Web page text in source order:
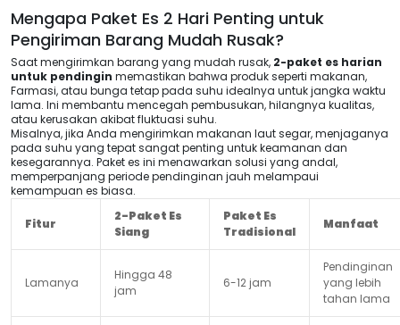
Mengapa Paket Es 2 Hari Penting untuk
Pengiriman Barang Mudah Rusak?
Saat mengirimkan barang yang mudah rusak, 2-paket es harian
untuk pendingin memastikan bahwa produk seperti makanan,
Farmasi, atau bunga tetap pada suhu idealnya untuk jangka waktu
lama. Ini membantu mencegah pembusukan, hilangnya kualitas,
atau kerusakan akibat fluktuasi suhu.
Misalnya, jika Anda mengirimkan makanan laut segar, menjaganya
pada suhu yang tepat sangat penting untuk keamanan dan
kesegarannya. Paket es ini menawarkan solusi yang andal,
memperpanjang periode pendinginan jauh melampaui
kemampuan es biasa.
Fitur
2-Paket Es
Siang
Paket Es
Tradisional
Manfaat
Lamanya
Hingga 48
jam
6-12 jam
Pendinginan
yang lebih
tahan lama